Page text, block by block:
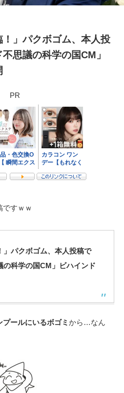
！」パクボゴム、本人投
思議の科学の国CM」
PR
すｗｗ
」パクボゴム、本人投稿で
の科学の国CM」ビハインド
ールにいるボゴミ から…なん